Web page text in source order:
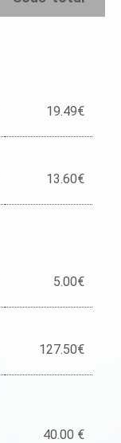
19.49€
13.60€
5.00€
127.50€
40.00 €